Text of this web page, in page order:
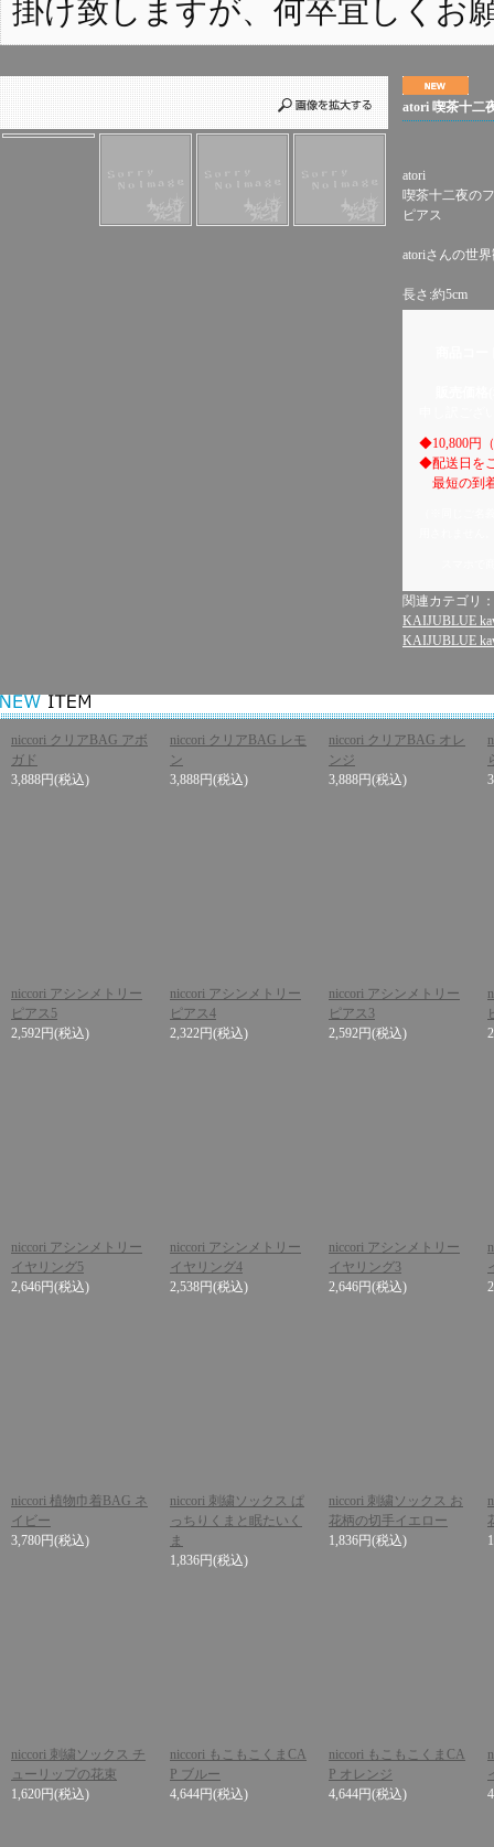
掛け致しますが、何卒宜しくお
atori 喫茶十二
atori
喫茶十二夜の
ピアス
atoriさんの世
長さ:約5cm
◆10,800円
◆配送日を
最短の到
関連カテゴリ：
KAIJUBLUE
KAIJUBLUE
niccori クリアBAG アボ
ガド
3,888円(税込)
niccori クリアBAG レモ
ン
3,888円(税込)
niccori クリアBAG オレ
ンジ
3,888円(税込)
niccori アシンメトリー
ピアス5
2,592円(税込)
niccori アシンメトリー
ピアス4
2,322円(税込)
niccori アシンメトリー
ピアス3
2,592円(税込)
niccori アシンメトリー
イヤリング5
2,646円(税込)
niccori アシンメトリー
イヤリング4
2,538円(税込)
niccori アシンメトリー
イヤリング3
2,646円(税込)
niccori 植物巾着BAG ネ
イビー
3,780円(税込)
niccori 刺繍ソックス ぱ
っちりくまと眠たいく
ま
1,836円(税込)
niccori 刺繍ソックス お
花柄の切手イエロー
1,836円(税込)
niccori 刺繍ソックス チ
ューリップの花束
1,620円(税込)
niccori もこもこくまCA
P ブルー
4,644円(税込)
niccori もこもこくまCA
P オレンジ
4,644円(税込)